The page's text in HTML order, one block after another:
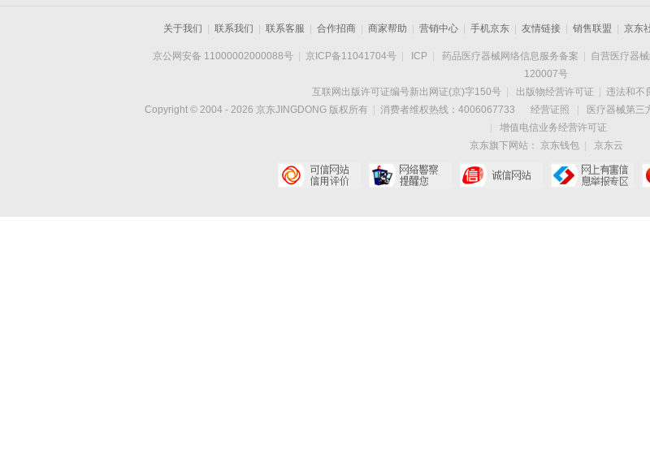
关于我们 联系我们 联系客服 合作招商 商家帮助 营销中心 手机京东 友情链接 销售联盟 京东
京公网安备 11000002000088号 京ICP备11041704号 ICP 药品医疗器械网络信息服务备案 自营医疗器
120007号
互联网出版许可证编号新出网证(京)字150号
出版物经营许可证
违法和不
Copyright © 2004 - 2026 京东JINGDONG 版权所有 消费者维权热线：4006067733 经营证照 医疗器械第
增值电信业务经营许可证
京东旗下网站：
京东钱包 京东云